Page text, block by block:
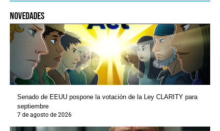
novedades
Senado de EEUU pospone la votación de la Ley CLARITY para
septiembre
7 de agosto de 2026